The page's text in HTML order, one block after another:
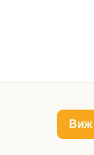
Виж